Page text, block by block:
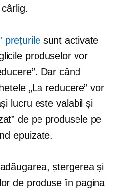
prețurilesunt activate
produselor vor
Dar când
„La reducere” vor
lucru este valabil și
de pe produsele pe
epuizate.
ștergerea și
de produse în pagina